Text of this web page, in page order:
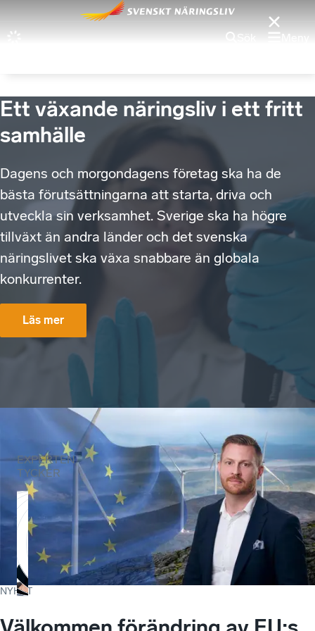
Sök Meny
Ett växande näringsliv i ett fritt
samhälle
Dagens och morgondagens företag ska ha de
bästa förutsättningarna att starta, driva och
utveckla sin verksamhet. Sverige ska ha högre
tillväxt än andra länder och det svenska
näringslivet ska växa snabbare än globala
konkurrenter.
Läs mer
NYHET
EXPERTEN
TYCKER